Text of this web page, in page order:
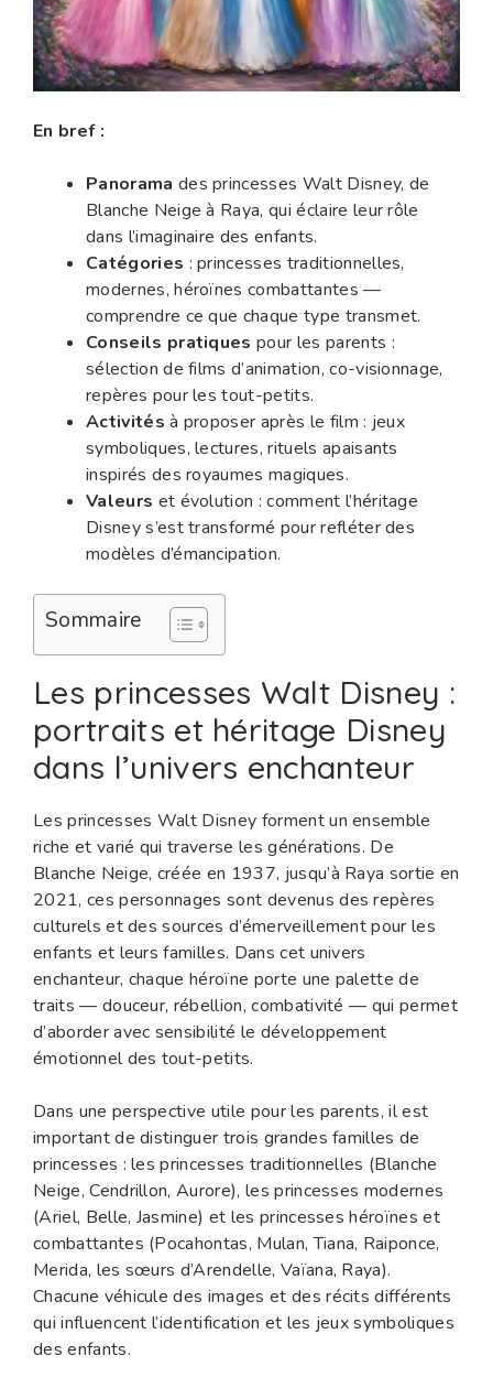
En bref :
Panorama des princesses Walt Disney, de
Blanche Neige à Raya, qui éclaire leur rôle
dans l’imaginaire des enfants.
Catégories : princesses traditionnelles,
modernes, héroïnes combattantes —
comprendre ce que chaque type transmet.
Conseils pratiques pour les parents :
sélection de films d’animation, co-visionnage,
repères pour les tout-petits.
Activités à proposer après le film : jeux
symboliques, lectures, rituels apaisants
inspirés des royaumes magiques.
Valeurs et évolution : comment l’héritage
Disney s’est transformé pour refléter des
modèles d’émancipation.
Sommaire
Les princesses Walt Disney :
portraits et héritage Disney
dans l’univers enchanteur
Les princesses Walt Disney forment un ensemble
riche et varié qui traverse les générations. De
Blanche Neige, créée en 1937, jusqu’à Raya sortie en
2021, ces personnages sont devenus des repères
culturels et des sources d’émerveillement pour les
enfants et leurs familles. Dans cet univers
enchanteur, chaque héroïne porte une palette de
traits — douceur, rébellion, combativité — qui permet
d’aborder avec sensibilité le développement
émotionnel des tout-petits.
Dans une perspective utile pour les parents, il est
important de distinguer trois grandes familles de
princesses : les princesses traditionnelles (Blanche
Neige, Cendrillon, Aurore), les princesses modernes
(Ariel, Belle, Jasmine) et les princesses héroïnes et
combattantes (Pocahontas, Mulan, Tiana, Raiponce,
Merida, les sœurs d’Arendelle, Vaïana, Raya).
Chacune véhicule des images et des récits différents
qui influencent l’identification et les jeux symboliques
des enfants.